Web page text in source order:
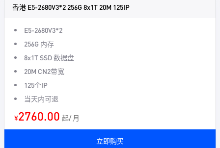
香港 E5-2680V3*2 256G 8x1T 20M 125IP
E5-2680V3*2
256G 内存
8x1T SSD 数据盘
20M CN2带宽
125个IP
当天内可退
¥2760.00 起/ 月
立即购买